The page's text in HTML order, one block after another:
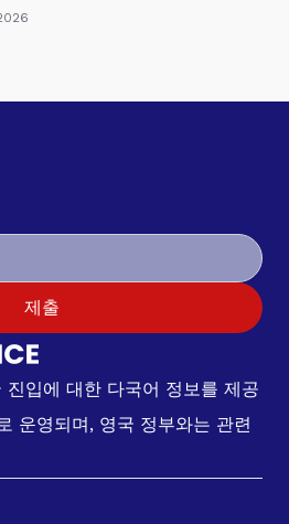
제출
진입에 대한 다국어 정보를 제공
운영되며, 영국 정부와는 관련